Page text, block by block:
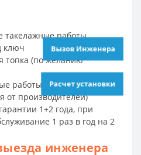
такелажные работы
ключ
топка (по желанию
работы 1 год
от производителей)
1+2 года, при
1 раз в год на 2
инженера
Расчет установки
Вызов Инженера